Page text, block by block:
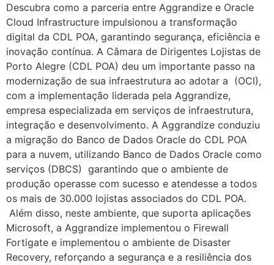
Descubra como a parceria entre Aggrandize e Oracle
Cloud Infrastructure impulsionou a transformação
digital da CDL POA, garantindo segurança, eficiência e
inovação contínua. A Câmara de Dirigentes Lojistas de
Porto Alegre (CDL POA) deu um importante passo na
modernização de sua infraestrutura ao adotar a (OCI),
com a implementação liderada pela Aggrandize,
empresa especializada em serviços de infraestrutura,
integração e desenvolvimento. A Aggrandize conduziu
a migração do Banco de Dados Oracle do CDL POA
para a nuvem, utilizando Banco de Dados Oracle como
serviços (DBCS) garantindo que o ambiente de
produção operasse com sucesso e atendesse a todos
os mais de 30.000 lojistas associados do CDL POA.
Além disso, neste ambiente, que suporta aplicações
Microsoft, a Aggrandize implementou o Firewall
Fortigate e implementou o ambiente de Disaster
Recovery, reforçando a segurança e a resiliência dos